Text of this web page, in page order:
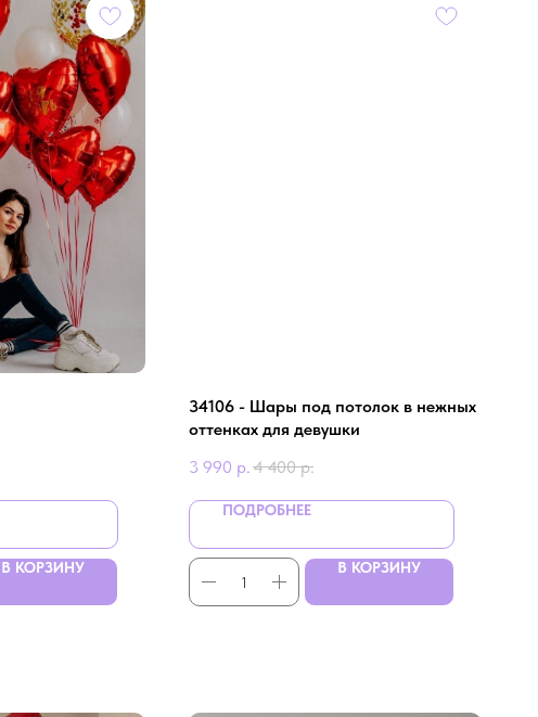
В КОРЗИНУ
34106 - Шары под потолок в нежных
оттенках для девушки
3 990 р. 4 400 р.
ПОДРОБНЕЕ
В КОРЗИНУ